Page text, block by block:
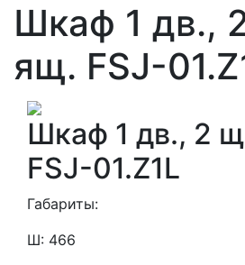
Шкаф 1 дв.,
ящ. FSJ-
Шкаф 1 дв., 2
FSJ-01.Z1L
Габариты:
Ш: 466